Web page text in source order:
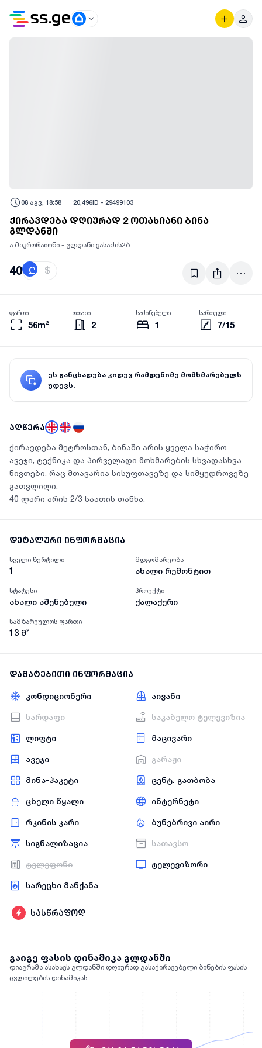
08 აგვ, 18:58 20,496ID - 29499103
ქირავდება დღიურად 2 ოთახიანი ბინა
გლდანში
ა მიკრორაიონი - გლდანი ვასაძის2ბ
40 ₾ $
56m²
ფართი
2
ოთახი
1
საძინებელი
7/15
სართული
ეს განცხადება კიდევ რამდენიმე მომხმარებელს
უდევს.
აღწერა
ქირავდება მეტროსთან, ბინაში არის ყველა საჭირო
ავეჯი, ტექნიკა და პირველადი მოხმარების სხვადასხვა
ნივთები, რაც მთავარია სისუფთავეზე და სიმყუდროვეზე
გათვლილი.
40 ლარი არის 2/3 საათის თანხა.
დეტალური ინფორმაცია
სველი წერტილი
1
მდგომარეობა
ახალი რემონტით
სტატუსი
ახალი აშენებული
პროექტი
ქალაქური
სამზარეულოს ფართი
13 მ²
დამატებითი ინფორმაცია
კონდიციონერი აივანი
სარდაფი საკაბელო ტელევიზია
ლიფტი მაცივარი
ავეჯი გარაჟი
მინა-პაკეტი ცენტ. გათბობა
ცხელი წყალი ინტერნეტი
რკინის კარი ბუნებრივი აირი
სიგნალიზაცია სათავსო
ტელეფონი ტელევიზორი
სარეცხი მანქანა
სასწრაფოდ
გაიგე ფასის დინამიკა გლდანში
დიაგრამა ასახავს გლდანში დღიურად გასაქირავებელი ბინების ფასის
ცვლილების დინამიკას